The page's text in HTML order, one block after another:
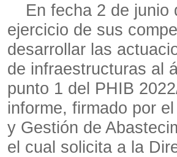
En fecha 2 de junio
ejercicio de sus
desarrollar las
de infraestructuras al
punto 1 del PHIB
informe, firmado por
y Gestión de
el cual solicita a la